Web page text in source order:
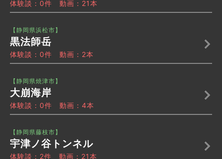
体験談：0件 動画：21本
【静岡県浜松市】
黒法師岳
体験談：0件 動画：2本
【静岡県焼津市】
大崩海岸
体験談：0件 動画：4本
【静岡県藤枝市】
宇津ノ谷トンネル
体験談：2件 動画：21本